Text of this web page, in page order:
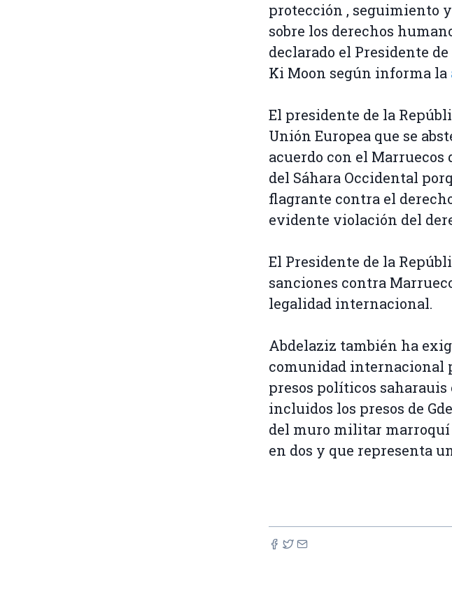
protección , seguimiento
sobre los derechos
declarado el Presidente
Ki Moon según informa la
El presidente de la
Unión Europea que se
acuerdo con el
del Sáhara Occidental
flagrante contra el
evidente violación del
El Presidente de la
sanciones contra
legalidad internacional.
Abdelaziz también ha
comunidad internacional
presos políticos saharauis
incluidos los presos de
del muro militar marroquí
en dos y que representa